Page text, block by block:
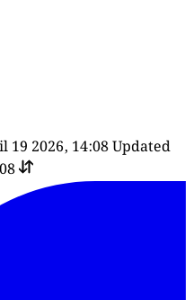
19 2026, 14:08Updated